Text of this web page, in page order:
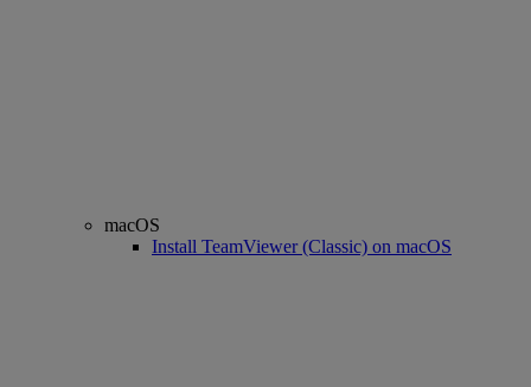
macOS
Install TeamViewer (Classic) on macOS